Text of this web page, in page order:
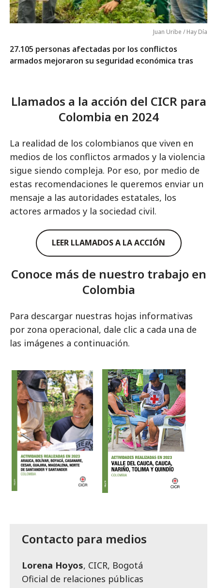
Juan Uribe / Hay Día
27.105 personas afectadas por los conflictos
armados mejoraron su seguridad económica tras
Llamados a la acción del CICR para
Colombia en 2024
La realidad de los colombianos que viven en
medios de los conflictos armados y la violencia
sigue siendo compleja. Por eso, por medio de
estas recomendaciones le queremos enviar un
mensaje a las autoridades estatales, los
actores armados y la sociedad civil.
LEER LLAMADOS A LA ACCIÓN
Conoce más de nuestro trabajo en
Colombia
Para descargar nuestras hojas informativas
por zona operacional, dale clic a cada una de
las imágenes a continuación.
Contacto para medios
Lorena Hoyos, CICR, Bogotá
Oficial de relaciones públicas